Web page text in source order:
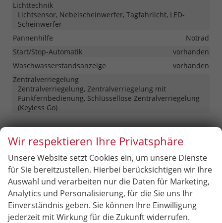
Lichttechnik
Lichtsensor, Nebelscheinwerfer, Tagfahrlicht, LED-
Scheinwerfer
Pannenhilfe
Notrad
Start/Stop-Automatik
vorhanden
Waschwasserstandsanzeige
vorhanden
Zentralverriegelung
Zentralverriegelung, Zentralverriegelung mit
Funkfernbedienung, Schlüssellose Zentralverriegelung
(Keyless Go)
Außen
Anhängerkupplung
Außenspiegel
Außenspiegel beheizbar, Außenspiegel elektrisch
verstellbar
Dachreling
vorhanden, in Schwarz
Herstellerpaket
Winter-Paket
Wir respektieren Ihre Privatsphäre
Unsere Website setzt Cookies ein, um unsere Dienste
für Sie bereitzustellen. Hierbei berücksichtigen wir Ihre
Auswahl und verarbeiten nur die Daten für Marketing,
Analytics und Personalisierung, für die Sie uns Ihr
Einverständnis geben. Sie können Ihre Einwilligung
jederzeit mit Wirkung für die Zukunft widerrufen.